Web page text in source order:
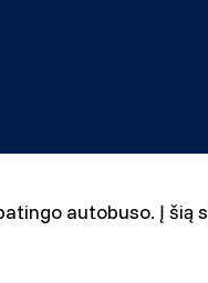
autobuso. Į šią